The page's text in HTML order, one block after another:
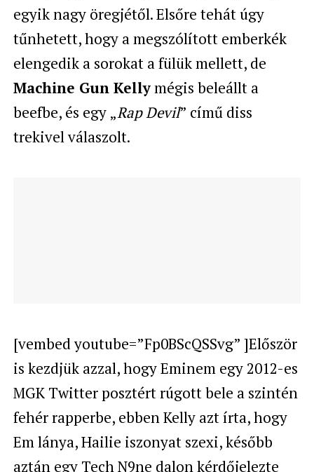
egyik nagy öregjétől. Elsőre tehát úgy
tűnhetett, hogy a megszólított emberkék
elengedik a sorokat a fülük mellett, de
Machine Gun Kellymégis beleállt a
beefbe, és egy „Rap Devil” című diss
trekivel válaszolt.
[vembed youtube=”Fp0BScQSSvg” ]Először
is kezdjük azzal, hogy Eminem egy 2012-es
MGK Twitter posztért rúgott bele a szintén
fehér rapperbe, ebben Kelly azt írta, hogy
Em lánya, Hailie iszonyat szexi, később
aztán egy Tech N9ne dalon kérdőjelezte